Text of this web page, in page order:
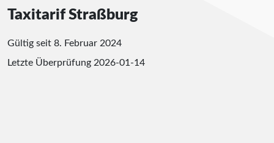
Taxitarif Straßburg
Gültig seit 8. Februar 2024
Letzte Überprüfung 2026-01-14